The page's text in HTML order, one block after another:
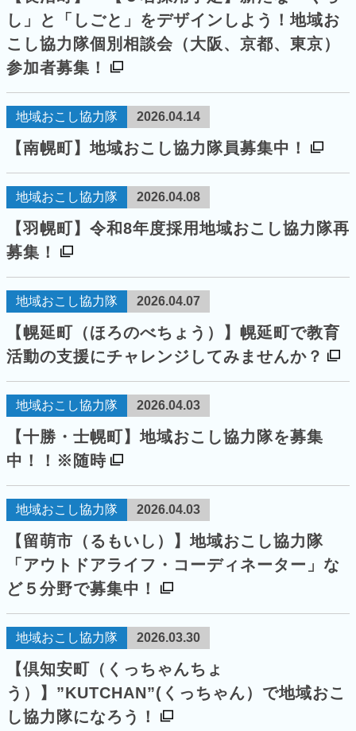
し」と「しごと」をデザインしよう！地域お
こし協力隊個別相談会（大阪、京都、東京）
参加者募集！
地域おこし協力隊 2026.04.14
【南幌町】地域おこし協力隊員募集中！
地域おこし協力隊 2026.04.08
【羽幌町】令和8年度採用地域おこし協力隊再
募集！
地域おこし協力隊 2026.04.07
【幌延町（ほろのべちょう）】幌延町で教育
活動の支援にチャレンジしてみませんか？
地域おこし協力隊 2026.04.03
【十勝・士幌町】地域おこし協力隊を募集
中！！※随時
地域おこし協力隊 2026.04.03
【留萌市（るもいし）】地域おこし協力隊
「アウトドアライフ・コーディネーター」な
ど５分野で募集中！
地域おこし協力隊 2026.03.30
【倶知安町（くっちゃんちょ
う）】”KUTCHAN”(くっちゃん）で地域おこ
し協力隊になろう！